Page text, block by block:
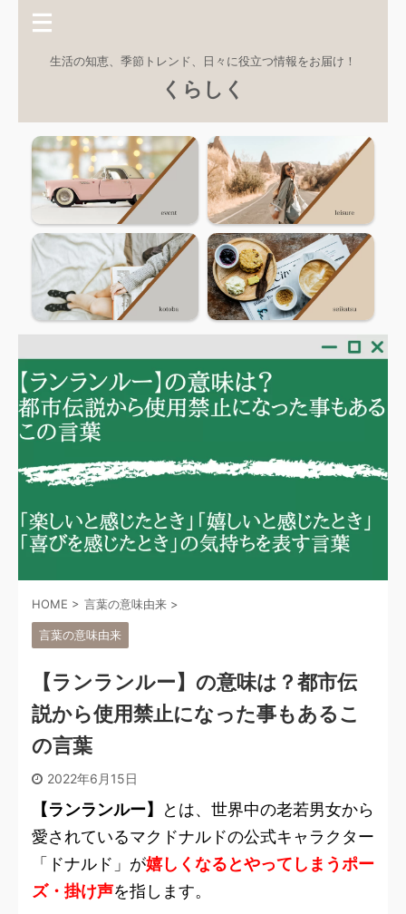
生活の知恵、季節トレンド、日々に役立つ情報をお届け！
くらしく
HOME > 言葉の意味由来 >
言葉の意味由来
【ランランルー】の意味は？都市伝
説から使用禁止になった事もあるこ
の言葉
2022年6月15日
【ランランルー】
とは、世界中の老若男女から
愛されているマクドナルドの公式キャラクター
「ドナルド」が嬉しくなるとやってしまうポー
ズ・掛け声を指します。